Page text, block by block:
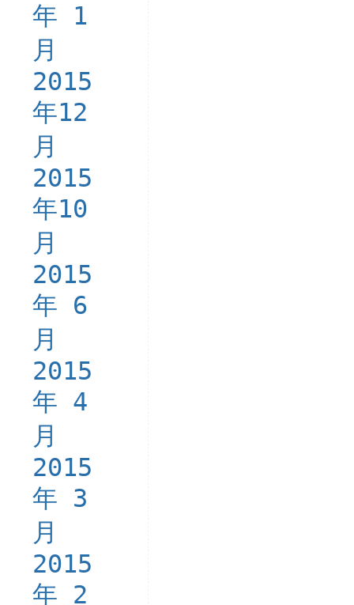
年 1
月
2015
年12
月
2015
年10
月
2015
年 6
月
2015
年 4
月
2015
年 3
月
2015
年 2